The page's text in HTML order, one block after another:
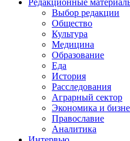
Редакционные
Выбор редакции
Общество
Культура
Медицина
Образование
Еда
История
Расследования
Аграрный сектор
Экономика и
Православие
Аналитика